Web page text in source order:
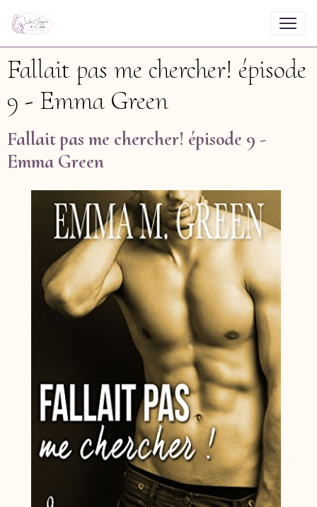
Fallait pas me chercher! épisode
9 - Emma Green
Fallait pas me chercher! épisode 9 -
Emma Green